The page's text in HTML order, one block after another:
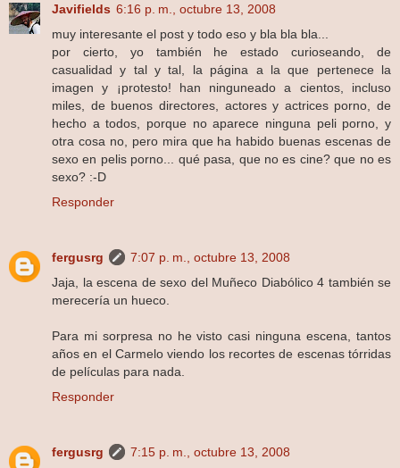
Javifields 6:16 p. m., octubre 13, 2008
muy interesante el post y todo eso y bla bla bla...
por cierto, yo también he estado curioseando, de
casualidad y tal y tal, la página a la que pertenece la
imagen y ¡protesto! han ninguneado a cientos, incluso
miles, de buenos directores, actores y actrices porno, de
hecho a todos, porque no aparece ninguna peli porno, y
otra cosa no, pero mira que ha habido buenas escenas de
sexo en pelis porno... qué pasa, que no es cine? que no es
sexo? :-D
Responder
fergusrg
7:07 p. m., octubre 13, 2008
Jaja, la escena de sexo del Muñeco Diabólico 4 también se
merecería un hueco.
Para mi sorpresa no he visto casi ninguna escena, tantos
años en el Carmelo viendo los recortes de escenas tórridas
de películas para nada.
Responder
fergusrg
7:15 p. m., octubre 13, 2008